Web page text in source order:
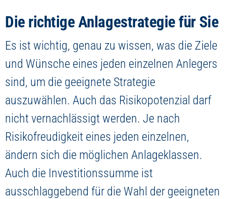
Die richtige Anlagestrategie für Sie
Es ist wichtig, genau zu wissen, was die Ziele
und Wünsche eines jeden einzelnen Anlegers
sind, um die geeignete Strategie
auszuwählen. Auch das Risikopotenzial darf
nicht vernachlässigt werden. Je nach
Risikofreudigkeit eines jeden einzelnen,
ändern sich die möglichen Anlageklassen.
Auch die Investitionssumme ist
ausschlaggebend für die Wahl der geeigneten